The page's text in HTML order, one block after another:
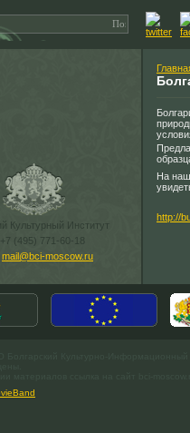
Культурный Институт
+7 (495) 771-60-18
mail@bci-moscow.ru
На
http://